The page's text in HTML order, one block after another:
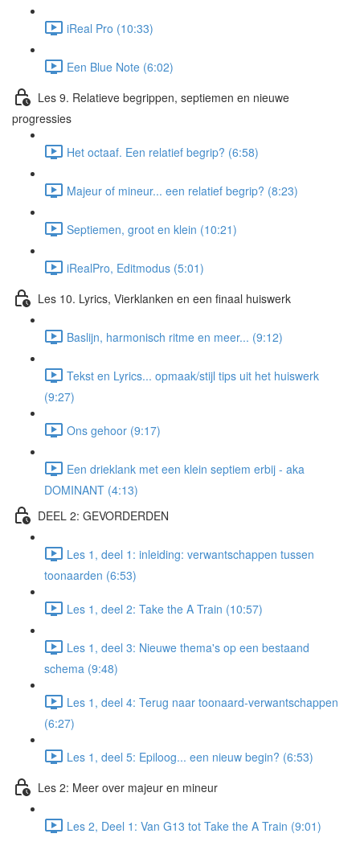
iReal Pro (10:33)
Een Blue Note (6:02)
Les 9. Relatieve begrippen, septiemen en nieuwe
progressies
Het octaaf. Een relatief begrip? (6:58)
Majeur of mineur... een relatief begrip? (8:23)
Septiemen, groot en klein (10:21)
iRealPro, Editmodus (5:01)
Les 10. Lyrics, Vierklanken en een finaal huiswerk
Baslijn, harmonisch ritme en meer... (9:12)
Tekst en Lyrics... opmaak/stijl tips uit het huiswerk
(9:27)
Ons gehoor (9:17)
Een drieklank met een klein septiem erbij - aka
DOMINANT (4:13)
DEEL 2: GEVORDERDEN
Les 1, deel 1: inleiding: verwantschappen tussen
toonaarden (6:53)
Les 1, deel 2: Take the A Train (10:57)
Les 1, deel 3: Nieuwe thema's op een bestaand
schema (9:48)
Les 1, deel 4: Terug naar toonaard-verwantschappen
(6:27)
Les 1, deel 5: Epiloog... een nieuw begin? (6:53)
Les 2: Meer over majeur en mineur
Les 2, Deel 1: Van G13 tot Take the A Train (9:01)